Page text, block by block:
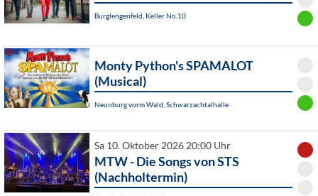
Burglengenfeld, Keller No.10
Monty Python's SPAMALOT
(Musical)
Neunburg vorm Wald, Schwarzachtalhalle
Sa 10. Oktober 2026 20:00 Uhr
MTW - Die Songs von STS
(Nachholtermin)